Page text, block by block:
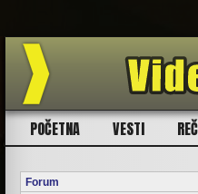
POČETNA VESTI
Forum